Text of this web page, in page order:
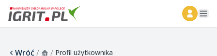
Wróć/ / Profil użytkownika